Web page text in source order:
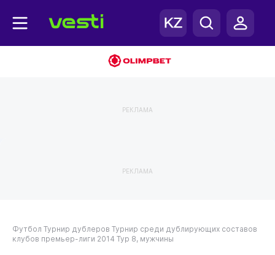
РЕКЛАМА
РЕКЛАМА
Футбол Турнир дублеров Турнир среди дублирующих составов
клубов премьер-лиги 2014 Тур 8, мужчины